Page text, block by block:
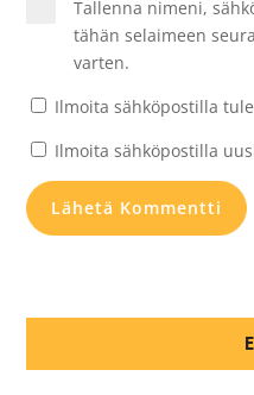
Tallenna nimeni,
tähän selaimeen
varten.
Ilmoita sähköpostilla
Ilmoita sähköpostilla